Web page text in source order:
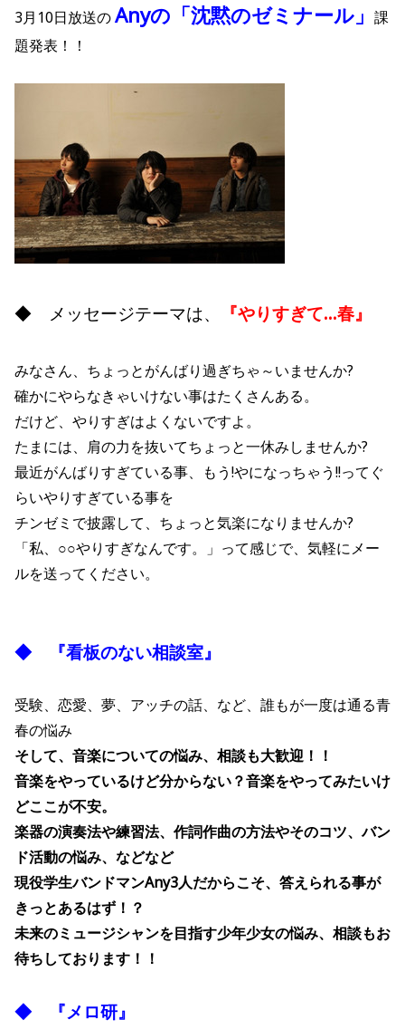
3月10日放送のAnyの「沈黙のゼミナール」 課
題発表！！
◆ メッセージテーマは、 『やりすぎて…春』
みなさん、ちょっとがんばり過ぎちゃ～いませんか?
確かにやらなきゃいけない事はたくさんある。
だけど、やりすぎはよくないですよ。
たまには、肩の力を抜いてちょっと一休みしませんか?
最近がんばりすぎている事、もう!やになっちゃう!!ってぐ
らいやりすぎている事を
チンゼミで披露して、ちょっと気楽になりませんか?
「私、○○やりすぎなんです。」って感じで、気軽にメー
ルを送ってください。
◆ 『看板のない相談室』
受験、恋愛、夢、アッチの話、など、誰もが一度は通る青
春の悩み
そして、音楽についての悩み、相談も大歓迎！！
音楽をやっているけど分からない？音楽をやってみたいけ
どここが不安。
楽器の演奏法や練習法、作詞作曲の方法やそのコツ、バン
ド活動の悩み、などなど
現役学生バンドマンAny3人だからこそ、答えられる事が
きっとあるはず！？
未来のミュージシャンを目指す少年少女の悩み、相談もお
待ちしております！！
◆ 『メロ研』